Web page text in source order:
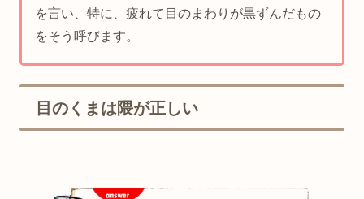
を言い、特に、疲れて目のまわりが黒ずんだもの
をそう呼びます。
目のくまは隈が正しい